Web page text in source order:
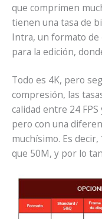
que comprimen
tienen una tasa de
Intra, un formato de
para la edición,
Todo es 4K, pero
compresión, las
calidad entre 24
pero con una
muchísimo. Es
que 50M, y por lo